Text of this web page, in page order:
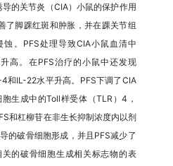
的关节炎（CIA）小鼠的保护作用
了脚踝红斑和肿胀，并在踝关节组
。PFS处理导致CIA小鼠血清中
高。在PFS治疗的小鼠中还发现
和IL-22水平升高。PFS下调了CIA
生成中的Toll样受体（TLR）4，
和杠柳苷在非生长抑制浓度内以剂
的破骨细胞形成，并且PFS减少了
的破骨细胞生成相关标志物的表